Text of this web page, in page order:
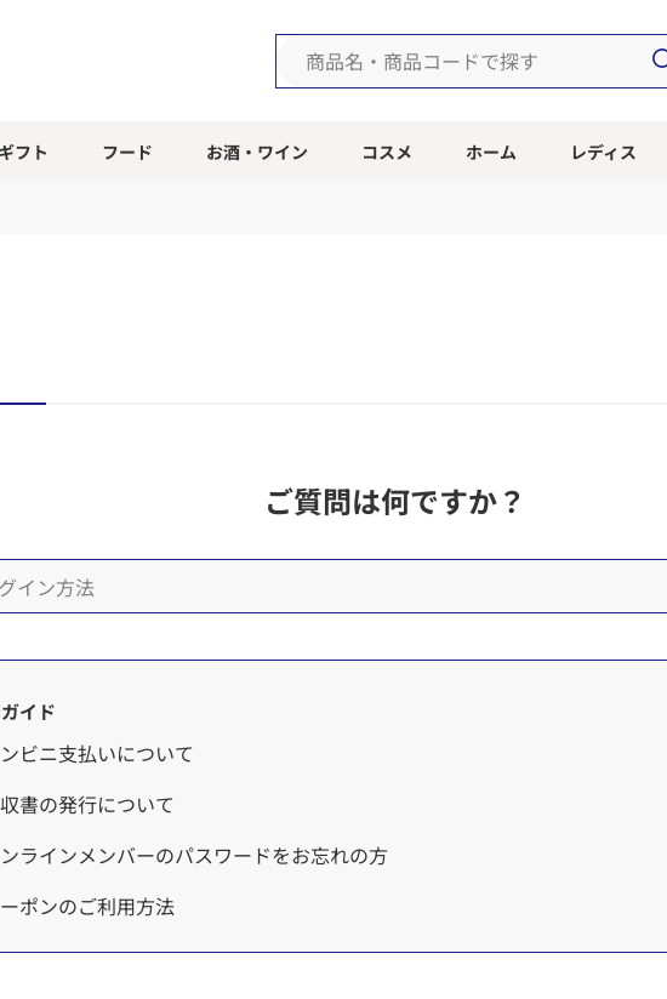
フト フード お酒・ワイン コスメ ホーム レディス
ご質問は何ですか？
イド
ビニ支払いについて
書の発行について
ラインメンバーのパスワードをお忘れの方
ポンのご利用方法
POINT（トブポ）